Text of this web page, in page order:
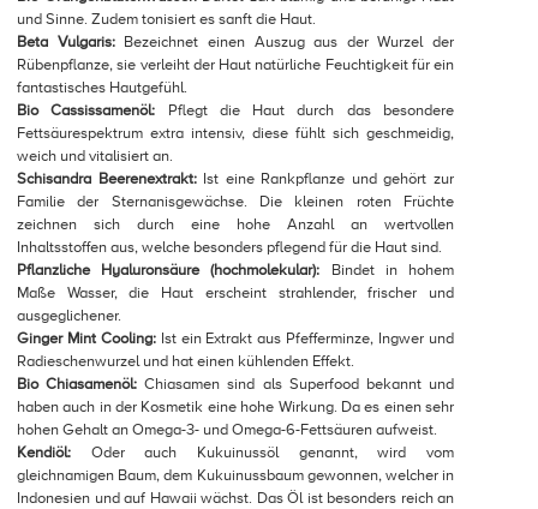
und Sinne. Zudem tonisiert es sanft die Haut.
Beta Vulgaris:Bezeichnet einen Auszug aus der Wurzel der
Rübenpflanze, sie verleiht der Haut natürliche Feuchtigkeit für ein
fantastisches Hautgefühl.
Bio Cassissamenöl: Pflegt die Haut durch das besondere
Fettsäurespektrum extra intensiv, diese fühlt sich geschmeidig,
weich und vitalisiert an.
Schisandra Beerenextrakt:Ist eine Rankpflanze und gehört zur
Familie der Sternanisgewächse. Die kleinen roten Früchte
zeichnen sich durch eine hohe Anzahl an wertvollen
Inhaltsstoffen aus, welche besonders pflegend für die Haut sind.
Pflanzliche Hyaluronsäure (hochmolekular): Bindet in hohem
Maße Wasser, die Haut erscheint strahlender, frischer und
ausgeglichener.
Ginger Mint Cooling:Ist ein Extrakt aus Pfefferminze, Ingwer und
Radieschenwurzel und hat einen kühlenden Effekt.
Bio Chiasamenöl: Chiasamen sind als Superfood bekannt und
haben auch in der Kosmetik eine hohe Wirkung. Da es einen sehr
hohen Gehalt an Omega-3- und Omega-6-Fettsäuren aufweist.
Kendiöl: Oder auch Kukuinussöl genannt, wird vom
gleichnamigen Baum, dem Kukuinussbaum gewonnen, welcher in
Indonesien und auf Hawaii wächst. Das Öl ist besonders reich an